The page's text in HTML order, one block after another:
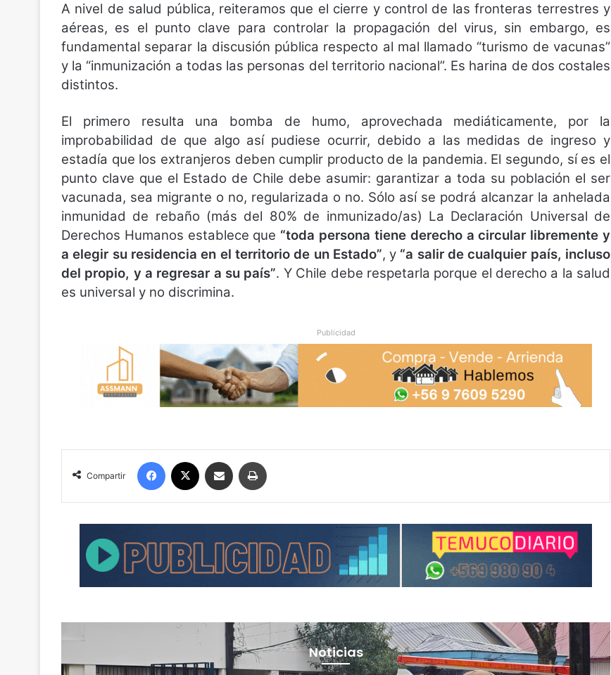
A nivel de salud pública, reiteramos que el cierre y control de las fronteras terrestres y
aéreas, es el punto clave para controlar la propagación del virus, sin embargo, es
fundamental separar la discusión pública respecto al mal llamado “turismo de vacunas”
y la “inmunización a todas las personas del territorio nacional”. Es harina de dos costales
distintos.
El primero resulta una bomba de humo, aprovechada mediáticamente, por la
improbabilidad de que algo así pudiese ocurrir, debido a las medidas de ingreso y
estadía que los extranjeros deben cumplir producto de la pandemia. El segundo, sí es el
punto clave que el Estado de Chile debe asumir: garantizar a toda su población el ser
vacunada, sea migrante o no, regularizada o no. Sólo así se podrá alcanzar la anhelada
inmunidad de rebaño (más del 80% de inmunizado/as) La Declaración Universal de
Derechos Humanos establece que “toda persona tiene derecho a circular libremente y
a elegir su residencia en el territorio de un Estado”, y “a salir de cualquier país, incluso
del propio, y a regresar a su país”. Y Chile debe respetarla porque el derecho a la salud
es universal y no discrimina.
Publicidad
Compartir
Noticias